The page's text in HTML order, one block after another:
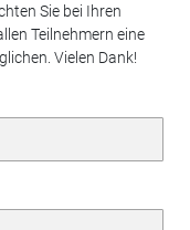
Sie bei Ihren
Teilnehmern eine
Vielen Dank!